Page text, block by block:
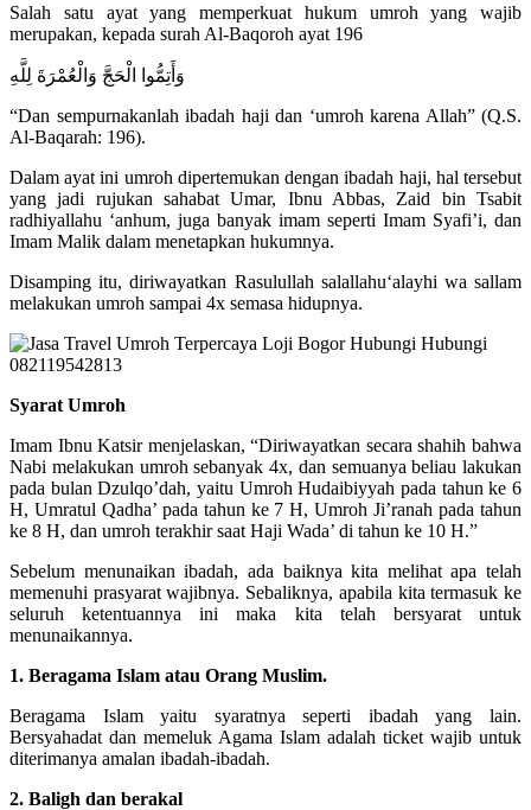
Salah satu ayat yang memperkuat hukum umroh yang wajib
merupakan, kepada surah Al-Baqoroh ayat 196
وَأَتِمُّوا الْحَجَّ وَالْعُمْرَةَ لِلَّهِ
“Dan sempurnakanlah ibadah haji dan ‘umroh karena Allah” (Q.S.
Al-Baqarah: 196).
Dalam ayat ini umroh dipertemukan dengan ibadah haji, hal tersebut
yang jadi rujukan sahabat Umar, Ibnu Abbas, Zaid bin Tsabit
radhiyallahu ‘anhum, juga banyak imam seperti Imam Syafi’i, dan
Imam Malik dalam menetapkan hukumnya.
Disamping itu, diriwayatkan Rasulullah salallahu‘alayhi wa sallam
melakukan umroh sampai 4x semasa hidupnya.
Syarat Umroh
Imam Ibnu Katsir menjelaskan, “Diriwayatkan secara shahih bahwa
Nabi melakukan umroh sebanyak 4x, dan semuanya beliau lakukan
pada bulan Dzulqo’dah, yaitu Umroh Hudaibiyyah pada tahun ke 6
H, Umratul Qadha’ pada tahun ke 7 H, Umroh Ji’ranah pada tahun
ke 8 H, dan umroh terakhir saat Haji Wada’ di tahun ke 10 H.”
Sebelum menunaikan ibadah, ada baiknya kita melihat apa telah
memenuhi prasyarat wajibnya. Sebaliknya, apabila kita termasuk ke
seluruh ketentuannya ini maka kita telah bersyarat untuk
menunaikannya.
1. Beragama Islam atau Orang Muslim.
Beragama Islam yaitu syaratnya seperti ibadah yang lain.
Bersyahadat dan memeluk Agama Islam adalah ticket wajib untuk
diterimanya amalan ibadah-ibadah.
2. Baligh dan berakal